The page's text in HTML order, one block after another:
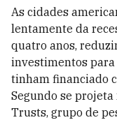
As cidades
lentamente da
quatro anos,
investimentos para
tinham financiado
Segundo se
Trusts, grupo de